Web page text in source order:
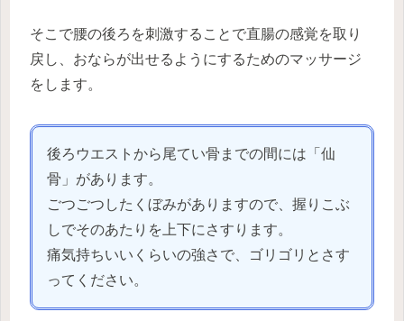
そこで腰の後ろを刺激することで直腸の感覚を取り
戻し、おならが出せるようにするためのマッサージ
をします。
後ろウエストから尾てい骨までの間には「仙
骨」があります。
ごつごつしたくぼみがありますので、握りこぶ
しでそのあたりを上下にさすります。
痛気持ちいいくらいの強さで、ゴリゴリとさす
ってください。